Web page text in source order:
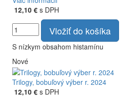
12,10 € s DPH
Vložiť do košíka
S nízkym obsahom histamínu
Nové
Trilogy, bobuľový výber r. 2024
12,10 € s DPH